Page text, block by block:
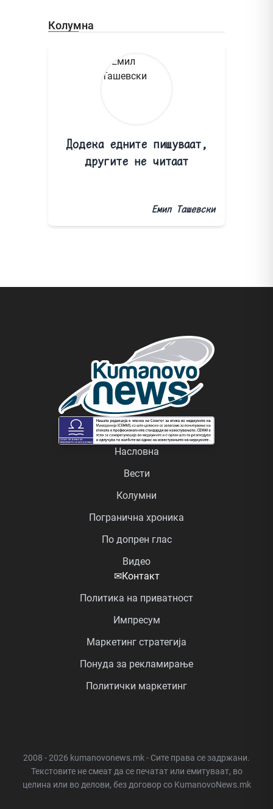
Колумна
Додека едните пишуваат,
другите не читаат
Емил Ташевски
Насловна
Вести
Колумни
Погранична хроника
По допрен глас
Видео
✉Контакт
Политика на приватност
Импресум
Маркетинг стратегија
Понуда за рекламирање
Политички маркетинг
2008 - 2026 kumanovonews.mk - Сите права се задржани.
Текстовите не смеат да се печатат или емитуваат, во
целина или во делови, без договор со KumanovoNews.mk